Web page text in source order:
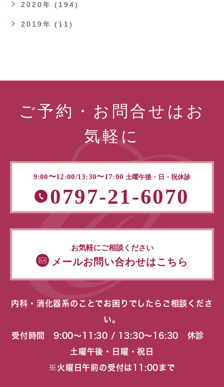
2020年 (194)
2019年 (11)
ご予約・お問合せはお
気軽に
9:00〜12:00/13:30〜17:00 土曜午後・日・祝休診
0797-21-6070
お気軽にご相談ください
メールお問い合わせはこちら
内科・消化器系のことでお困りでしたらご相談くださ
い。
受付時間 9:00〜11:30 / 13:30〜16:30 休診
土曜午後・日曜・祝日
※火曜日午前の受付は11:00まで